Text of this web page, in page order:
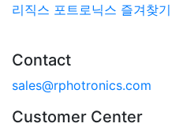
리직스 포트로닉스 즐겨찾기
Contact
sales@rphotronics.com
Customer Center